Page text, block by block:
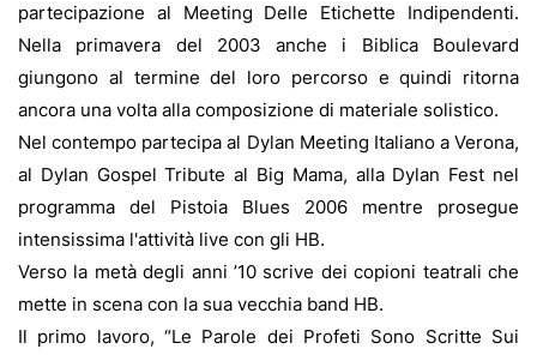
partecipazione al Meeting Delle Etichette Indipendenti.
Nella primavera del 2003 anche i Biblica Boulevard
giungono al termine del loro percorso e quindi ritorna
ancora una volta alla composizione di materiale solistico.
Nel contempo partecipa al Dylan Meeting Italiano a Verona,
al Dylan Gospel Tribute al Big Mama, alla Dylan Fest nel
programma del Pistoia Blues 2006 mentre prosegue
intensissima l'attività live con gli HB.
Verso la metà degli anni ’10 scrive dei copioni teatrali che
mette in scena con la sua vecchia band HB.
Il primo lavoro, “Le Parole dei Profeti Sono Scritte Sui